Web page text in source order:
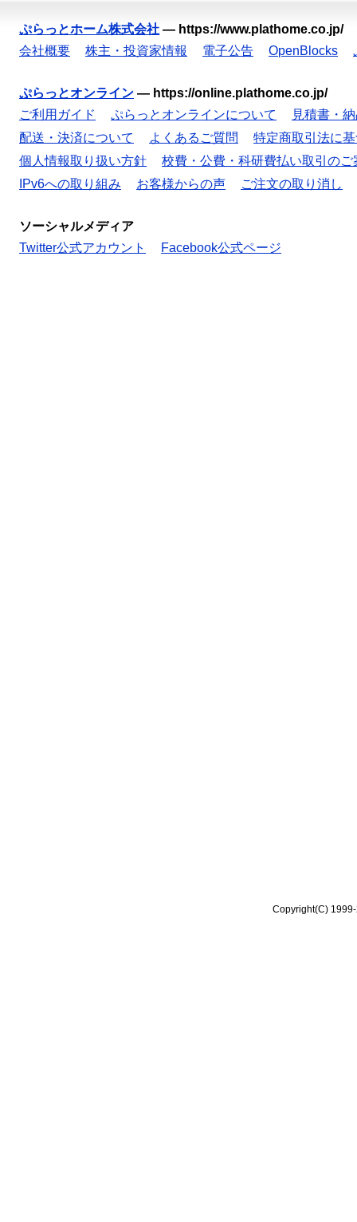
ぷらっとホーム株式会社 — https://www.plathome.co.jp/
会社概要
株主・投資家情報 電子公告 OpenBlocks
ぷらっとオンライン — https://online.plathome.co.jp/
ご利用ガイド
ぷらっとオンラインについて
見積書・
配送・決済について
よくあるご質問
特定商取引法に
個人情報取り扱い方針
校費・公費・科研費払い取引のご
IPv6への取り組み
お客様からの声 ご注文の取り消し
ソーシャルメディア
Twitter公式アカウント
Facebook公式ページ
Copyright(C)